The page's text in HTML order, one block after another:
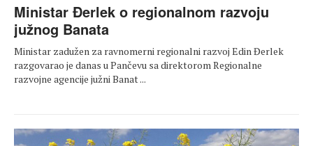
Ministar Đerlek o regionalnom razvoju
južnog Banata
Ministar zadužen za ravnomerni regionalni razvoj Edin Đerlek
razgovarao je danas u Pančevu sa direktorom Regionalne
razvojne agencije južni Banat ...